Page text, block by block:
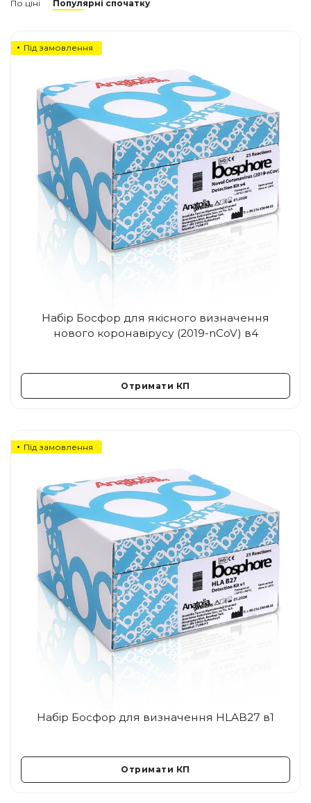
Під замовлення
Набір Босфор для якісного визначення
нового коронавірусу (2019-nCoV) в4
Отримати КП
Під замовлення
Набір Босфор для визначення HLAB27 в1
Отримати КП